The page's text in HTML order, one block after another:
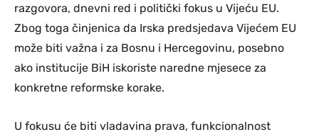
razgovora, dnevni red i politički fokus u Vijeću EU.
Zbog toga činjenica da Irska predsjedava Vijećem EU
može biti važna i za Bosnu i Hercegovinu, posebno
ako institucije BiH iskoriste naredne mjesece za
konkretne reformske korake.
U fokusu će biti vladavina prava, funkcionalnost